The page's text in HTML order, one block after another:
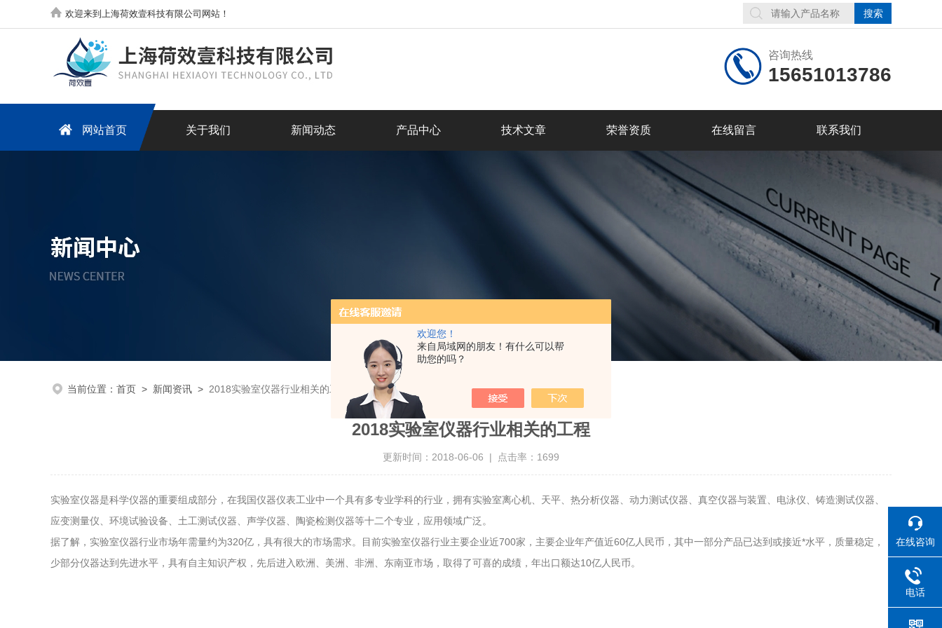
欢迎您！
来自局域网的朋友！有什么可以帮
助您的吗？
欢迎来到上海荷效壹科技有限公司网站！
咨询热线
15651013786
网站首页 关于我们 新闻动态 产品中心 技术文章 荣誉资质 在线留言 联系我们
当前位置： 首页 > 新闻资讯 > 2018实验室仪器行业相关的工程
2018实验室仪器行业相关的工程
更新时间：2018-06-06 | 点击率：1699
实验室仪器是科学仪器的重要组成部分，在我国仪器仪表工业中一个具有多专业学科的行业，拥有实验室离心机、天平、热分析仪器、动力测试仪器、真空仪器与装置、电泳仪、铸造测试仪器、
应变测量仪、环境试验设备、土工测试仪器、声学仪器、陶瓷检测仪器等十二个专业，应用领域广泛。
据了解，实验室仪器行业市场年需量约为320亿，具有很大的市场需求。目前实验室仪器行业主要企业近700家，主要企业年产值近60亿人民币，其中一部分产品已达到或接近*水平，质量稳定，
少部分仪器达到先进水平，具有自主知识产权，先后进入欧洲、美洲、非洲、东南亚市场，取得了可喜的成绩，年出口额达10亿人民币。
在线咨询
电话